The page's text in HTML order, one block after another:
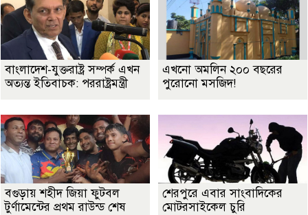
বাংলাদেশ-যুক্তরাষ্ট্র সম্পর্ক এখন
অত্যন্ত ইতিবাচক: পররাষ্ট্রমন্ত্রী
এখনো অমলিন ২০০ বছরের
পুরোনো মসজিদ!
বগুড়ায় শহীদ জিয়া ফুটবল
টুর্ণামেন্টের প্রথম রাউন্ড শেষ
শেরপুরে এবার সাংবাদিকের
মোটরসাইকেল চুরি